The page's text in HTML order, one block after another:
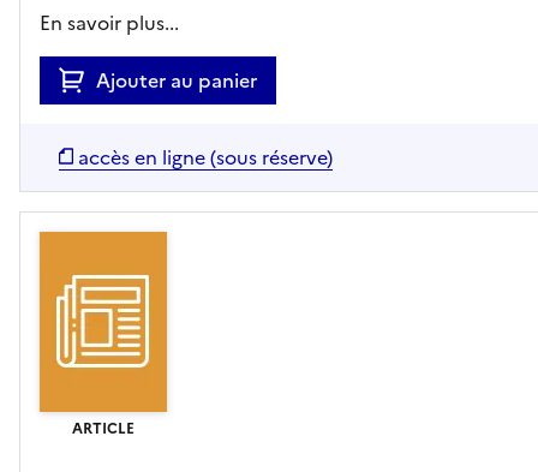
En savoir plus...
Ajouter au panier
accès en ligne (sous réserve)
ARTICLE